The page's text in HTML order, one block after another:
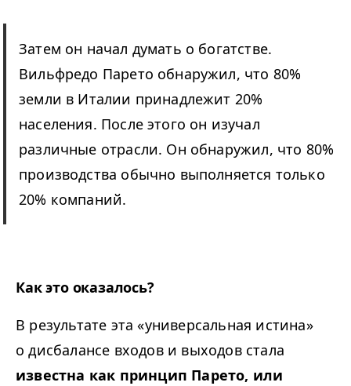
Затем он начал думать о богатстве.
Вильфредо Парето обнаружил, что 80%
земли в Италии принадлежит 20%
населения. После этого он изучал
различные отрасли. Он обнаружил, что 80%
производства обычно выполняется только
20% компаний.
Как это оказалось?
В результате эта «универсальная истина»
о дисбалансе входов и выходов стала
известна как принцип Парето, или